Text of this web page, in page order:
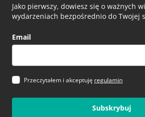
Jako pierwszy, dowiesz się o ważnych
wydarzeniach bezpośrednio do Twojej
Email
Przeczytałem i akceptuję regulamin
Subskrybuj